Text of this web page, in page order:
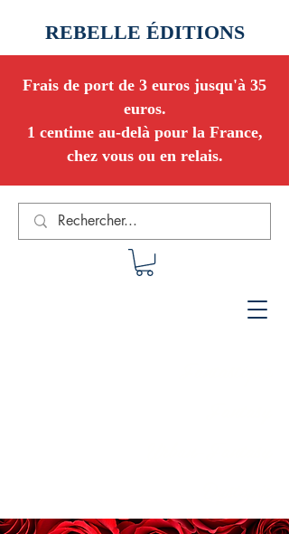
Frais de port de 3 euros jusqu'à 35
euros.
1 centime au-delà pour la France,
chez vous ou en relais.
REBELLE ÉDITIONS